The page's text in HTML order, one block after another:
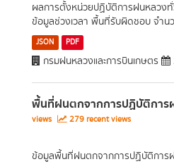
ผลการตั้งหน่วยปฏิบัติการฝนหลวงทั่
ข้อมูลช่วงเวลา พื้นที่รับผิดชอบ จำน
JSON PDF
กรมฝนหลวงและการบินเกษตร
พื้นที่ฝนตกจากการปฏิบัติการ
views
279 recent views
ข้อมูลพื้นที่ฝนตกจากการปฏิบัติการ